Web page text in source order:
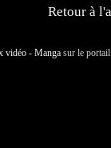
Retour à
vidéo - Manga sur le